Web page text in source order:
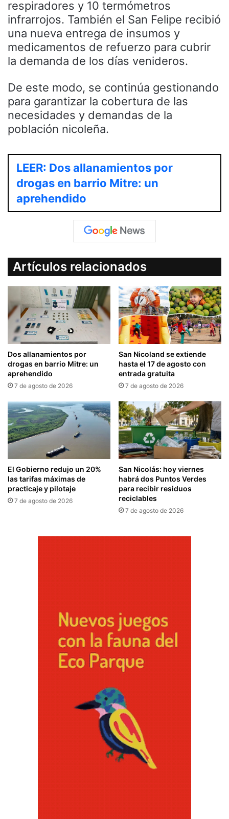
respiradores y 10 termómetros
infrarrojos. También el San Felipe recibió
una nueva entrega de insumos y
medicamentos de refuerzo para cubrir
la demanda de los días venideros.
De este modo, se continúa gestionando
para garantizar la cobertura de las
necesidades y demandas de la
población nicoleña.
LEER: Dos allanamientos por
drogas en barrio Mitre: un
aprehendido
Artículos relacionados
Dos allanamientos por
drogas en barrio Mitre: un
aprehendido
7 de agosto de 2026
San Nicoland se extiende
hasta el 17 de agosto con
entrada gratuita
7 de agosto de 2026
El Gobierno redujo un 20%
las tarifas máximas de
practicaje y pilotaje
7 de agosto de 2026
San Nicolás: hoy viernes
habrá dos Puntos Verdes
para recibir residuos
reciclables
7 de agosto de 2026